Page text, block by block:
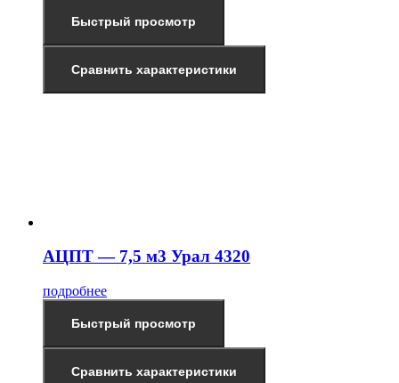
Быстрый просмотр
Сравнить характеристики
АЦПТ — 7,5 м3 Урал 4320
подробнее
Быстрый просмотр
Сравнить характеристики